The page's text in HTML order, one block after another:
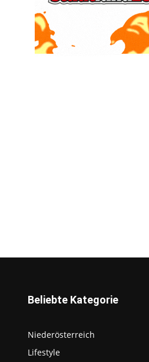
Beliebte Kategorie
Niederösterreich
Lifestyle